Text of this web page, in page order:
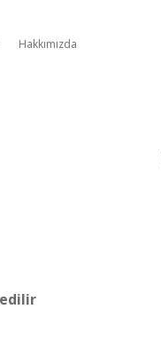
Hakkımızda